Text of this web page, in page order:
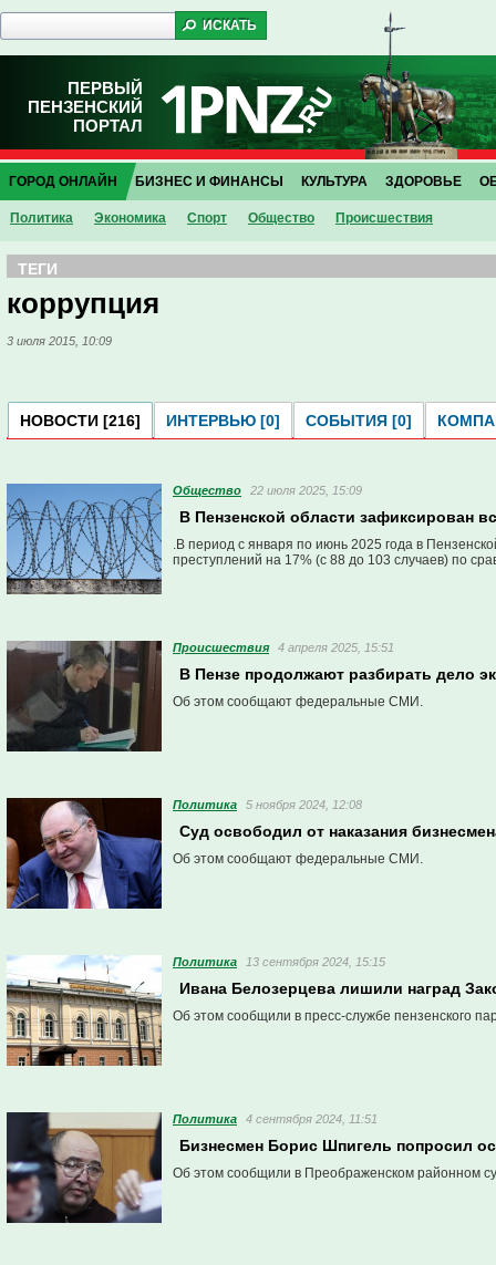
ПЕРВЫЙ
ПЕНЗЕНСКИЙ
ПОРТАЛ
ГОРОД ОНЛАЙН
Политика Экономика Спорт Общество Проиcшествия
БИЗНЕС И ФИНАНСЫ КУЛЬТУРА ЗДОРОВЬЕ
ТЕГИ
коррупция
3 июля 2015, 10:09
НОВОСТИ [216] ИНТЕРВЬЮ [0] СОБЫТИЯ [0]
Общество 22 июля 2025, 15:09
В Пензенской области зафиксирован
.В период с января по июнь 2025 года в
преступлений на 17% (с 88 до 103 случаев) по
Проиcшествия 4 апреля 2025, 15:51
В Пензе продолжают разбирать дело
Об этом сообщают федеральные СМИ.
Политика 5 ноября 2024, 12:08
Суд освободил от наказания
Об этом сообщают федеральные СМИ.
Политика 13 сентября 2024, 15:15
Ивана Белозерцева лишили наград
Об этом сообщили в пресс-службе пензенского
Политика 4 сентября 2024, 11:51
Бизнесмен Борис Шпигель попросил
Об этом сообщили в Преображенском районном